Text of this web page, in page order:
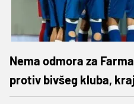
Nema odmora za
protiv bivšeg kluba,